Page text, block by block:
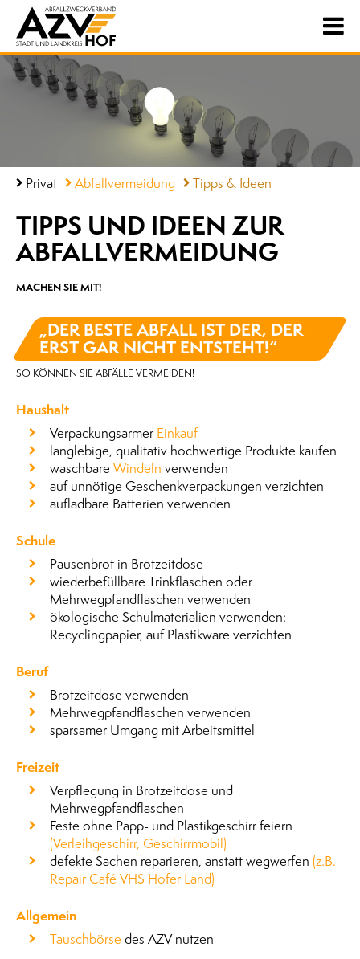
Privat Abfallvermeidung Tipps & Ideen
TIPPS UND IDEEN ZUR
ABFALL­VERMEIDUNG
MACHEN SIE MIT!
„DER BESTE ABFALL IST DER, DER
ERST GAR NICHT ENTSTEHT!“
SO KÖNNEN SIE ABFÄLLE VERMEIDEN!
Haushalt
Verpackungsarmer Einkauf
langlebige, qualitativ hochwertige Produkte kaufen
waschbare Windeln verwenden
auf unnötige Geschenkverpackungen verzichten
aufladbare Batterien verwenden
Schule
Pausenbrot in Brotzeitdose
wiederbefüllbare Trinkflaschen oder
Mehrwegpfandflaschen verwenden
ökologische Schulmaterialien verwenden:
Recyclingpapier, auf Plastikware verzichten
Beruf
Brotzeitdose verwenden
Mehrwegpfandflaschen verwenden
sparsamer Umgang mit Arbeitsmittel
Freizeit
Verpflegung in Brotzeitdose und
Mehrwegpfandflaschen
Feste ohne Papp- und Plastikgeschirr feiern
(Verleihgeschirr, Geschirrmobil)
defekte Sachen reparieren, anstatt wegwerfen (z.B.
Repair Café VHS Hofer Land)
Allgemein
Tauschbörse des AZV nutzen